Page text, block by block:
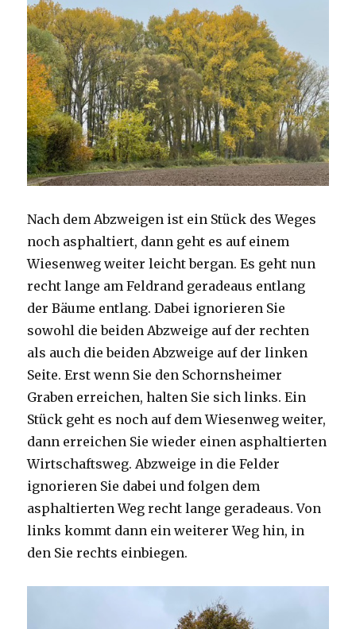
Nach dem Abzweigen ist ein Stück des Weges
noch asphaltiert, dann geht es auf einem
Wiesenweg weiter leicht bergan. Es geht nun
recht lange am Feldrand geradeaus entlang
der Bäume entlang. Dabei ignorieren Sie
sowohl die beiden Abzweige auf der rechten
als auch die beiden Abzweige auf der linken
Seite. Erst wenn Sie den Schornsheimer
Graben erreichen, halten Sie sich links. Ein
Stück geht es noch auf dem Wiesenweg weiter,
dann erreichen Sie wieder einen asphaltierten
Wirtschaftsweg. Abzweige in die Felder
ignorieren Sie dabei und folgen dem
asphaltierten Weg recht lange geradeaus. Von
links kommt dann ein weiterer Weg hin, in
den Sie rechts einbiegen.